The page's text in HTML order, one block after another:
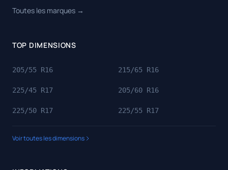
Toutes les marques →
TOP DIMENSIONS
205/55 R16 215/65 R16
225/45 R17 205/60 R16
225/50 R17 225/55 R17
Voir toutes les dimensions